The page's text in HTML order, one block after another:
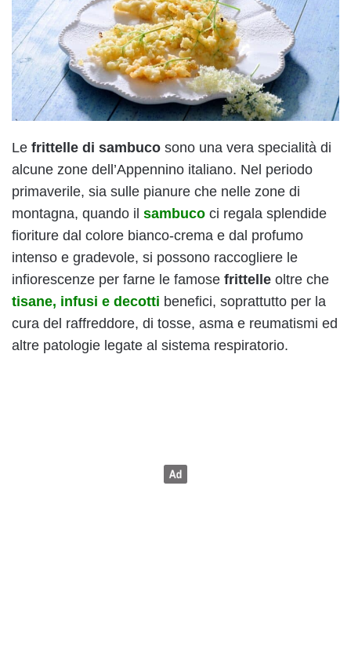
Le frittelle di sambuco sono una vera specialità di
alcune zone dell’Appennino italiano. Nel periodo
primaverile, sia sulle pianure che nelle zone di
montagna, quando il sambuco ci regala splendide
fioriture dal colore bianco-crema e dal profumo
intenso e gradevole, si possono raccogliere le
infiorescenze per farne le famose frittelle oltre che
tisane, infusi e decotti benefici, soprattutto per la
cura del raffreddore, di tosse, asma e reumatismi ed
altre patologie legate al sistema respiratorio.